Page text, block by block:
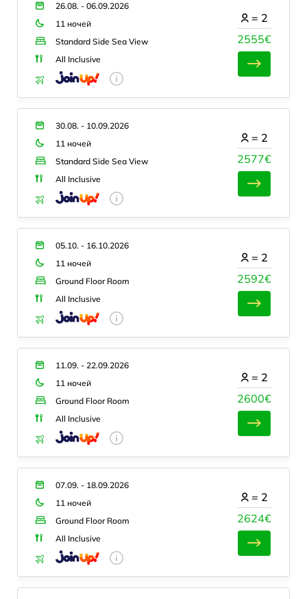
26.08. - 06.09.2026
11 ночей
Standard Side Sea View
All Inclusive
2555€
= 2
30.08. - 10.09.2026
11 ночей
Standard Side Sea View
All Inclusive
2577€
= 2
05.10. - 16.10.2026
11 ночей
Ground Floor Room
All Inclusive
2592€
= 2
11.09. - 22.09.2026
11 ночей
Ground Floor Room
All Inclusive
2600€
= 2
07.09. - 18.09.2026
11 ночей
Ground Floor Room
All Inclusive
2624€
= 2